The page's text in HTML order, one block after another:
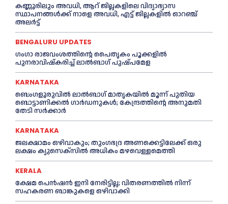
കണ്ണൂരിലും അവധി, ആറ് ജില്ലകളിലെ വിദ്യാഭ്യാസ
സ്ഥാപനങ്ങൾക്ക് നാളെ അവധി, എട്ട് ജില്ലകളിൽ ഓറഞ്ച്
അലർട്ട്
BENGALURU UPDATES
ഗംഗാ രാജവംശത്തിന്റെ പൈതൃകം പൂക്കളിൽ
പുനരാവിഷ്‌കരിച്ച് ലാൽബാഗ് പുഷ്പമേള
KARNATAKA
ബെംഗളൂരുവിൽ ലാൽബാഗ് മാതൃകയിൽ മൂന്ന് പുതിയ
ബൊട്ടാണിക്കൽ ഗാർഡനുകൾ; കേന്ദ്രത്തിന്റെ അനുമതി
തേടി സർക്കാർ
KARNATAKA
ജലക്ഷാമം ഒഴിവാകും; തുംഗഭദ്ര അണക്കെട്ടിലേക്ക് ഒരു
ലക്ഷം ക്യുസെക്സില്‍ അധികം മഴവെള്ളമെത്തി
KERALA
ക്ഷേമ പെൻഷൻ ഇനി നേരിട്ടില്ല; വിതരണത്തിൽ നിന്ന്
സഹകരണ ബാങ്കുകളെ ഒഴിവാക്കി